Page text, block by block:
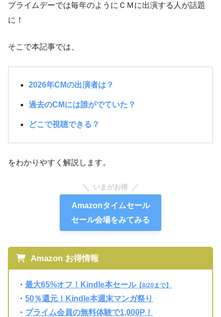
プライムデーでは毎年のようにＣＭに出演する人が話題
に！
そこで本記事では、
2026年CMの出演者は？
過去のCMには誰がでていた？
どこで視聴できる？
をわかりやすく解説します。
いまがお得
Amazonタイムセール
セール会場をみてみる
Amazon お得情報
・最大65%オフ！Kindle本セール【8/20まで】
・50％還元！Kindle本週末マンガ祭り
・ プライム会員の無料体験で1,000P！